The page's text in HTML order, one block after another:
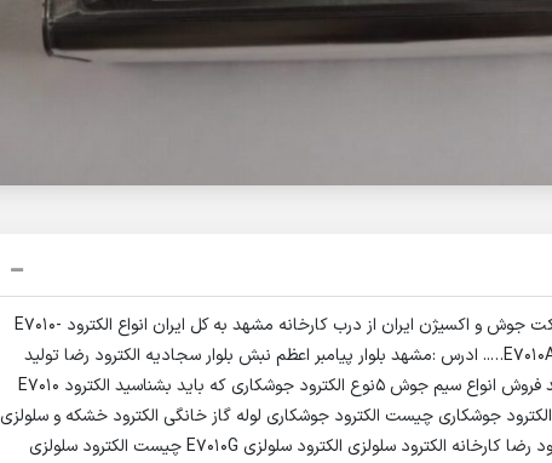
فروش انواع الکترود سلولزی با برند رضا شرکت جوش و اکسیژن ایران از درب کارخانه مشهد به کل ایران انواع الکترود E7010-
E7010A1-E7010P1-E7010G-E6010-E8010-E8010G….. ادرس :مشهد بلوار پیامبر اعظم نبش بلوار سجادیه الکترود رضا تولید
کننده انواع الکترود و مفتول جوشکاری خرید فروش انواع سیم جوش 5نوع الکترود جوشکاری که باید بشناسید الکترود E7010
چیست الکترود آهن آما سلولزی مدل 6010 الکترود جوشکاری چیست الکترود جوشکاری لوله گاز خانگی الکترود خشکه و سلولزی
و ترکیبی الکترود رضا 6013 سایز 3.25 الکترود رضا کارخانه الکترود سلولزی الکترود سلولزی E7010G چیست الکترود سلولزی